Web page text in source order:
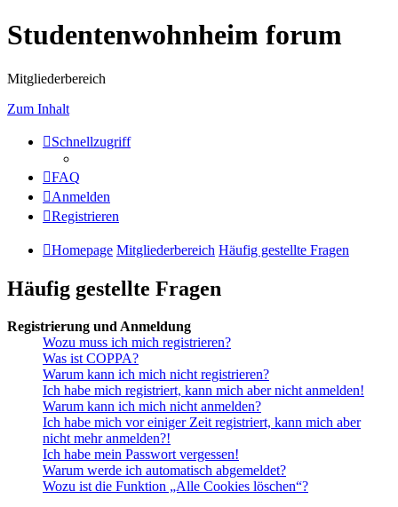
Studentenwohnheim forum
Mitgliederbereich
Zum Inhalt
Schnellzugriff
FAQ
Anmelden
Registrieren
Homepage Mitgliederbereich Häufig gestellte Fragen
Häufig gestellte Fragen
Registrierung und Anmeldung
Wozu muss ich mich registrieren?
Was ist COPPA?
Warum kann ich mich nicht registrieren?
Ich habe mich registriert, kann mich aber nicht anmelden!
Warum kann ich mich nicht anmelden?
Ich habe mich vor einiger Zeit registriert, kann mich aber
nicht mehr anmelden?!
Ich habe mein Passwort vergessen!
Warum werde ich automatisch abgemeldet?
Wozu ist die Funktion „Alle Cookies löschen“?